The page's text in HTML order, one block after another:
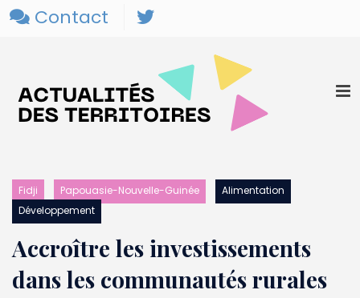
Contact
Fidji Papouasie-Nouvelle-Guinée
Alimentation
Développement
Accroître les investissements
dans les communautés rurales